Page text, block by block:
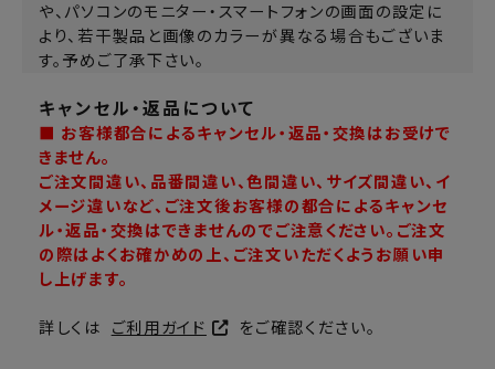
や、パソコンのモニター・スマートフォンの画面の設定に
より、若干製品と画像のカラーが異なる場合もございま
す。予めご了承下さい。
キャンセル・返品について
■ お客様都合によるキャンセル・返品・交換はお受けで
きません。
ご注文間違い、品番間違い、色間違い、サイズ間違い、イ
メージ違いなど、ご注文後お客様の都合によるキャンセ
ル・返品・交換はできませんのでご注意ください。ご注文
の際はよくお確かめの上、ご注文いただくようお願い申
し上げます。
詳しくは ご利用ガイド をご確認ください。